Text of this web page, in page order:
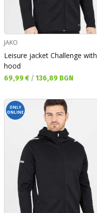
JAKO
Leisure jacket Challenge with
hood
Текуща цена:
69,99 € / 136,89 BGN
ONLY
ONLINE